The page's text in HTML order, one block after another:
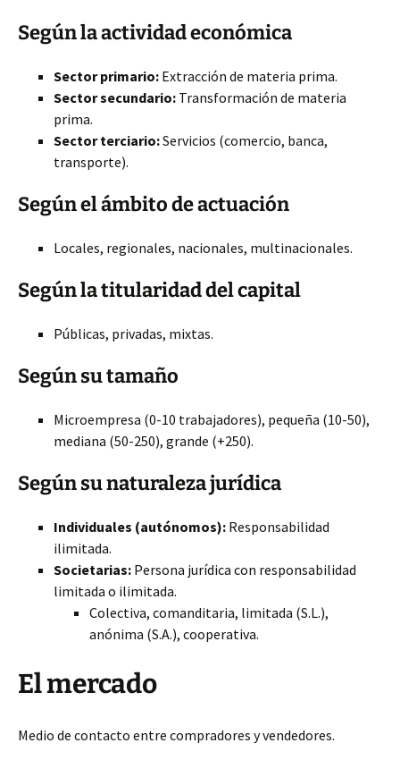
Según la actividad económica
Sector primario: Extracción de materia prima.
Sector secundario: Transformación de materia
prima.
Sector terciario:Servicios (comercio, banca,
transporte).
Según el ámbito de actuación
Locales, regionales, nacionales, multinacionales.
Según la titularidad del capital
Públicas, privadas, mixtas.
Según su tamaño
Microempresa (0-10 trabajadores), pequeña (10-50),
mediana (50-250), grande (+250).
Según su naturaleza jurídica
Individuales (autónomos): Responsabilidad
ilimitada.
Societarias: Persona jurídica con responsabilidad
limitada o ilimitada.
Colectiva, comanditaria, limitada (S.L.),
anónima (S.A.), cooperativa.
El mercado
Medio de contacto entre compradores y vendedores.